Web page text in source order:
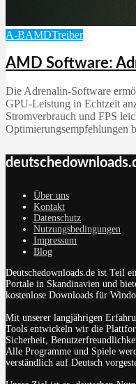
A-BAMDTreiber
AMD Software:
Die Adrenalin-Software
GPU-Leistung in Echtzeit
Stromverbrauch und FPS
Optimierungsempfehlungen
Über uns
Kontakt
Datenschutz
Nutzungsbedingungen
Impressum
Blog
Deutschedownloads.de ist Teil
Portale in Skandinavien und
kostenlose Downloads für
Mit unserer langjährigen
Tools entwickeln wir die
Sicherheit,
Alle Programme und Spiele
verständlich auf Deutsch